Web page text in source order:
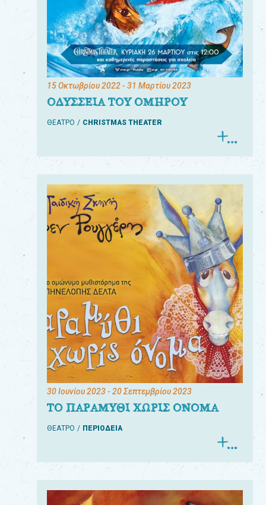
15 Οκτωβρίου 2022- 31 Μαρτίου 2023
ΟΔΥΣΣΕΙΑ ΤΟΥ ΟΜΗΡΟΥ
ΘΕΑΤΡΟ CHRISTMAS THEATER
30 Ιουνίου 2023- 20 Σεπτεμβρίου 2023
ΤΟ ΠΑΡΑΜΥΘΙ ΧΩΡΙΣ ΟΝΟΜΑ
ΘΕΑΤΡΟ ΠΕΡΙΟΔΕΙΑ